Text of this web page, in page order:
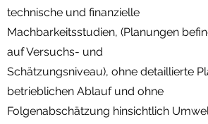
technische und finanzielle
Machbarkeitsstudien, (Planungen
auf Versuchs- und
Schätzungsniveau), ohne detaillierte
betrieblichen Ablauf und ohne
Folgenabschätzung hinsichtlich